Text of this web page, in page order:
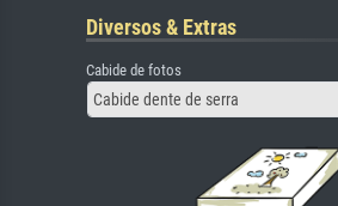
Diversos & Extras
Cabide de fotos
Cabide dente de serra